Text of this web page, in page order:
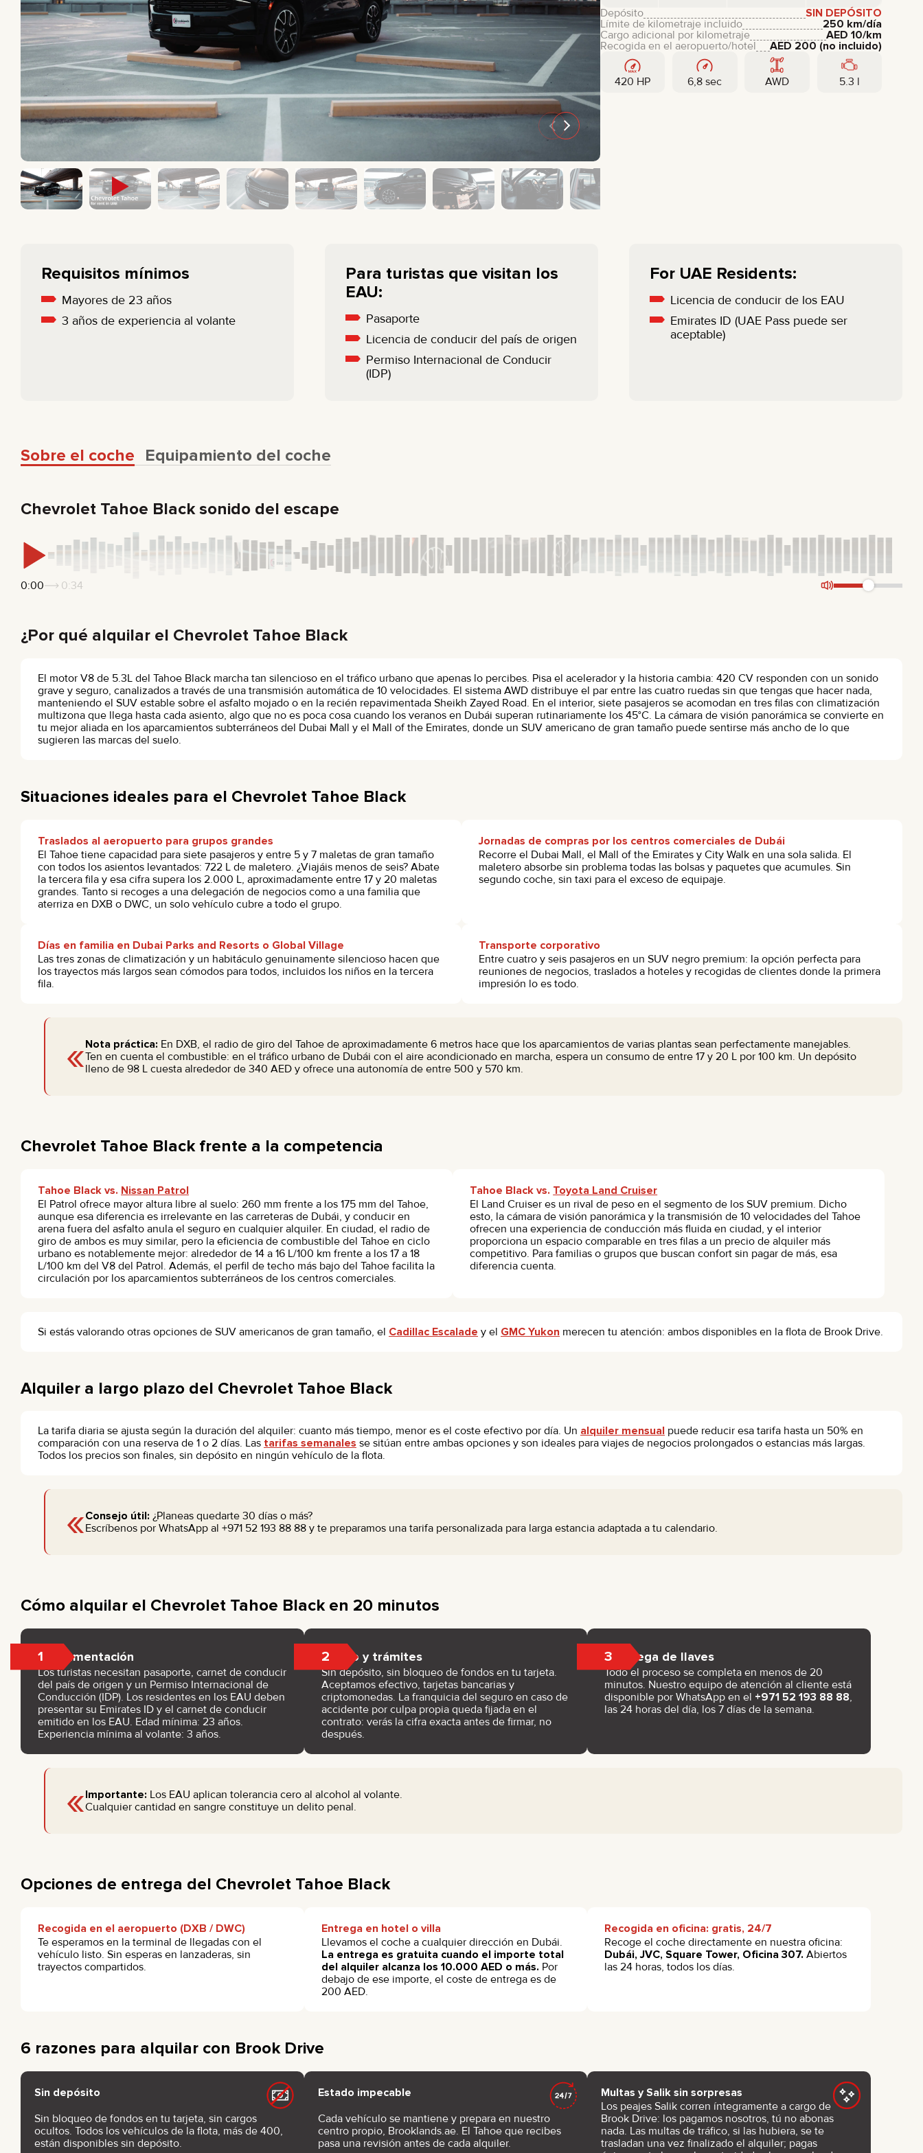
CAMIONETA
SEDÁN
ELÉCTRICO
ECONÓMICO
BMW GMC
MAZDA
CHEVROLET
TOYOTA
All cars
Depósito
SIN DEPÓSITO
Límite de kilometraje incluido
250 km/día
Cargo adicional por kilometraje
AED 10/km
Recogida en el aeropuerto/hotel
AED 200 (no incluido)
420 HP 6,8 sec AWD 5.3 l
Requisitos mínimos
Mayores de 23 años
3 años de experiencia al volante
Para turistas que visitan los
EAU:
Pasaporte
Licencia de conducir del país de origen
Permiso Internacional de Conducir
(IDP)
For UAE Residents:
Licencia de conducir de los EAU
Emirates ID (UAE Pass puede ser
aceptable)
Sobre el coche Equipamiento del coche
Chevrolet Tahoe Black sonido del escape
0:00 0:34
¿Por qué alquilar el Chevrolet Tahoe Black
El motor V8 de 5.3L del Tahoe Black marcha tan silencioso en el tráfico urbano que apenas lo percibes. Pisa el acelerador y la historia cambia: 420 CV responden con un sonido
grave y seguro, canalizados a través de una transmisión automática de 10 velocidades. El sistema AWD distribuye el par entre las cuatro ruedas sin que tengas que hacer nada,
manteniendo el SUV estable sobre el asfalto mojado o en la recién repavimentada Sheikh Zayed Road. En el interior, siete pasajeros se acomodan en tres filas con climatización
multizona que llega hasta cada asiento, algo que no es poca cosa cuando los veranos en Dubái superan rutinariamente los 45°C. La cámara de visión panorámica se convierte en
tu mejor aliada en los aparcamientos subterráneos del Dubai Mall y el Mall of the Emirates, donde un SUV americano de gran tamaño puede sentirse más ancho de lo que
sugieren las marcas del suelo.
Situaciones ideales para el Chevrolet Tahoe Black
Traslados al aeropuerto para grupos grandes
El Tahoe tiene capacidad para siete pasajeros y entre 5 y 7 maletas de gran tamaño
con todos los asientos levantados: 722 L de maletero. ¿Viajáis menos de seis? Abate
la tercera fila y esa cifra supera los 2.000 L, aproximadamente entre 17 y 20 maletas
grandes. Tanto si recoges a una delegación de negocios como a una familia que
aterriza en DXB o DWC, un solo vehículo cubre a todo el grupo.
Jornadas de compras por los centros comerciales de Dubái
Recorre el Dubai Mall, el Mall of the Emirates y City Walk en una sola salida. El
maletero absorbe sin problema todas las bolsas y paquetes que acumules. Sin
segundo coche, sin taxi para el exceso de equipaje.
Días en familia en Dubai Parks and Resorts o Global Village
Las tres zonas de climatización y un habitáculo genuinamente silencioso hacen que
los trayectos más largos sean cómodos para todos, incluidos los niños en la tercera
fila.
Transporte corporativo
Entre cuatro y seis pasajeros en un SUV negro premium: la opción perfecta para
reuniones de negocios, traslados a hoteles y recogidas de clientes donde la primera
impresión lo es todo.
«Nota práctica: En DXB, el radio de giro del Tahoe de aproximadamente 6 metros hace que los aparcamientos de varias plantas sean perfectamente manejables.
Ten en cuenta el combustible: en el tráfico urbano de Dubái con el aire acondicionado en marcha, espera un consumo de entre 17 y 20 L por 100 km. Un depósito
lleno de 98 L cuesta alrededor de 340 AED y ofrece una autonomía de entre 500 y 570 km.
Chevrolet Tahoe Black frente a la competencia
Tahoe Black vs. Nissan Patrol
El Patrol ofrece mayor altura libre al suelo: 260 mm frente a los 175 mm del Tahoe,
aunque esa diferencia es irrelevante en las carreteras de Dubái, y conducir en
arena fuera del asfalto anula el seguro en cualquier alquiler. En ciudad, el radio de
giro de ambos es muy similar, pero la eficiencia de combustible del Tahoe en ciclo
urbano es notablemente mejor: alrededor de 14 a 16 L/100 km frente a los 17 a 18
L/100 km del V8 del Patrol. Además, el perfil de techo más bajo del Tahoe facilita la
circulación por los aparcamientos subterráneos de los centros comerciales.
Tahoe Black vs. Toyota Land Cruiser
El Land Cruiser es un rival de peso en el segmento de los SUV premium. Dicho
esto, la cámara de visión panorámica y la transmisión de 10 velocidades del Tahoe
ofrecen una experiencia de conducción más fluida en ciudad, y el interior
proporciona un espacio comparable en tres filas a un precio de alquiler más
competitivo. Para familias o grupos que buscan confort sin pagar de más, esa
diferencia cuenta.
Si estás valorando otras opciones de SUV americanos de gran tamaño, el Cadillac Escalade y el GMC Yukon merecen tu atención: ambos disponibles en la flota de Brook Drive.
Alquiler a largo plazo del Chevrolet Tahoe Black
La tarifa diaria se ajusta según la duración del alquiler: cuanto más tiempo, menor es el coste efectivo por día. Un alquiler mensual puede reducir esa tarifa hasta un 50% en
comparación con una reserva de 1 o 2 días. Las tarifas semanales se sitúan entre ambas opciones y son ideales para viajes de negocios prolongados o estancias más largas.
Todos los precios son finales, sin depósito en ningún vehículo de la flota.
«Consejo útil: ¿Planeas quedarte 30 días o más?
Escríbenos por WhatsApp al +971 52 193 88 88 y te preparamos una tarifa personalizada para larga estancia adaptada a tu calendario.
Cómo alquilar el Chevrolet Tahoe Black en 20 minutos
1 Documentación
Los turistas necesitan pasaporte, carnet de conducir
del país de origen y un Permiso Internacional de
Conducción (IDP). Los residentes en los EAU deben
presentar su Emirates ID y el carnet de conducir
emitido en los EAU. Edad mínima: 23 años.
Experiencia mínima al volante: 3 años.
2 Pago y trámites
Sin depósito, sin bloqueo de fondos en tu tarjeta.
Aceptamos efectivo, tarjetas bancarias y
criptomonedas. La franquicia del seguro en caso de
accidente por culpa propia queda fijada en el
contrato: verás la cifra exacta antes de firmar, no
después.
3 Entrega de llaves
Todo el proceso se completa en menos de 20
minutos. Nuestro equipo de atención al cliente está
disponible por WhatsApp en el +971 52 193 88 88,
las 24 horas del día, los 7 días de la semana.
«Importante: Los EAU aplican tolerancia cero al alcohol al volante.
Cualquier cantidad en sangre constituye un delito penal.
Opciones de entrega del Chevrolet Tahoe Black
Recogida en el aeropuerto (DXB / DWC)
Te esperamos en la terminal de llegadas con el
vehículo listo. Sin esperas en lanzaderas, sin
trayectos compartidos.
Entrega en hotel o villa
Llevamos el coche a cualquier dirección en Dubái.
La entrega es gratuita cuando el importe total
del alquiler alcanza los 10.000 AED o más. Por
debajo de ese importe, el coste de entrega es de
200 AED.
Recogida en oficina: gratis, 24/7
Recoge el coche directamente en nuestra oficina:
Dubái, JVC, Square Tower, Oficina 307. Abiertos
las 24 horas, todos los días.
6 razones para alquilar con Brook Drive
Sin depósito
Sin bloqueo de fondos en tu tarjeta, sin cargos
ocultos. Todos los vehículos de la flota, más de 400,
están disponibles sin depósito.
Estado impecable
Cada vehículo se mantiene y prepara en nuestro
centro propio, Brooklands.ae. El Tahoe que recibes
pasa una revisión antes de cada alquiler.
Multas y Salik sin sorpresas
Los peajes Salik corren íntegramente a cargo de
Brook Drive: los pagamos nosotros, tú no abonas
nada. Las multas de tráfico, si las hubiera, se te
trasladan una vez finalizado el alquiler; pagas